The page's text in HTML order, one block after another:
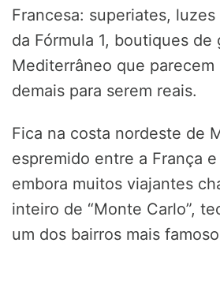
Francesa: superiates,
da Fórmula 1, boutiques
Mediterrâneo que parecem
demais para serem reais.
Fica na costa nordeste de
espremido entre a França
embora muitos viajantes
inteiro de “Monte Carlo”,
um dos bairros mais